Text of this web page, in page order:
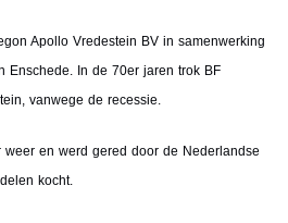
Apollo Vredestein BV in samenwerking
Enschede. In de 70er jaren trok BF
vanwege de recessie.
en werd gered door de Nederlandse
kocht.